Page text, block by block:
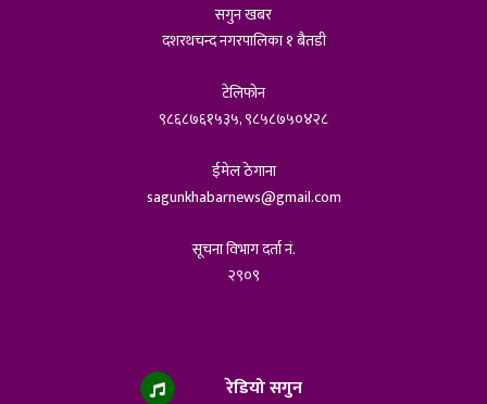
सगुन खबर
दशरथचन्द नगरपालिका १ बैतडी
टेलिफोन
९८६८७६१५३५, ९८५८७५०४२८
ईमेल ठेगाना
sagunkhabarnews@gmail.com
सूचना विभाग दर्ता नं.
२९०९
रेडियो सगुन